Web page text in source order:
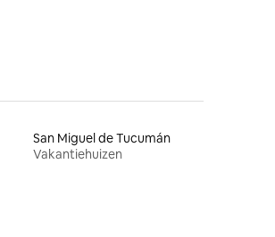
San Miguel de Tucumán
Vakantiehuizen